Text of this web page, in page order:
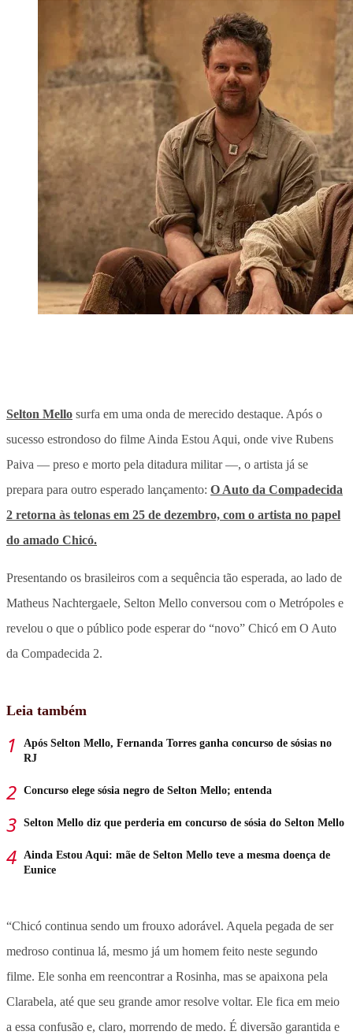
Selton Mello surfa em uma onda de merecido destaque. Após o
sucesso estrondoso do filme Ainda Estou Aqui, onde vive Rubens
Paiva — preso e morto pela ditadura militar —, o artista já se
prepara para outro esperado lançamento: O Auto da Compadecida
2 retorna às telonas em 25 de dezembro, com o artista no papel
do amado Chicó.
Presentando os brasileiros com a sequência tão esperada, ao lado de
Matheus Nachtergaele, Selton Mello conversou com o Metrópoles e
revelou o que o público pode esperar do “novo” Chicó em O Auto
da Compadecida 2.
Leia também
Após Selton Mello, Fernanda Torres ganha concurso de sósias no
RJ
Concurso elege sósia negro de Selton Mello; entenda
Selton Mello diz que perderia em concurso de sósia do Selton Mello
Ainda Estou Aqui: mãe de Selton Mello teve a mesma doença de
Eunice
“Chicó continua sendo um frouxo adorável. Aquela pegada de ser
medroso continua lá, mesmo já um homem feito neste segundo
filme. Ele sonha em reencontrar a Rosinha, mas se apaixona pela
Clarabela, até que seu grande amor resolve voltar. Ele fica em meio
a essa confusão e, claro, morrendo de medo. É diversão garantida e